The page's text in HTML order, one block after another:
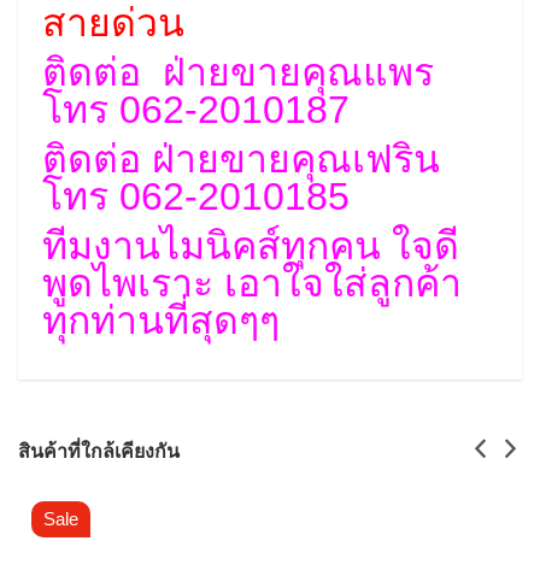
สายด่วน
ติดต่อ ฝ่ายขายคุณแพร
โทร 062-2010187
ติดต่อ ฝ่ายขายคุณเฟริน
โทร 062-2010185
ทีมงานไมนิคส์ทุกคน ใจดี
พูดไพเราะ เอาใจใส่ลูกค้า
ทุกท่านที่สุดๆๆ
สินค้าที่ใกล้เคียงกัน
Sale